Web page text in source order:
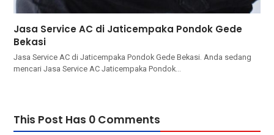
Jasa Service AC di Jaticempaka Pondok Gede
Bekasi
Jasa Service AC di Jaticempaka Pondok Gede Bekasi. Anda ѕеdаng
mencari Jasa Service AC Jaticempaka Pondok…
This Post Has 0 Comments